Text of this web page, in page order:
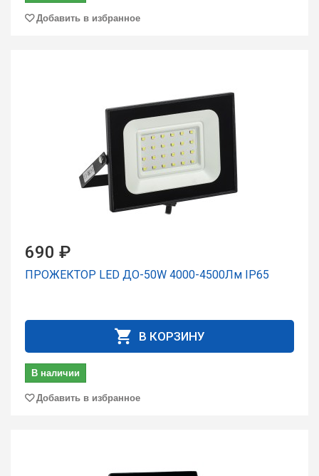
Добавить в избранное
690 ₽
ПРОЖЕКТОР LED ДО-50W 4000-4500Лм IP65
В КОРЗИНУ
В наличии
Добавить в избранное